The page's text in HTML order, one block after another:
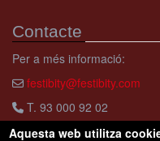
Contacte
Per a més informació:
festibity@festibity.com
T. 93 000 92 02
Aquesta web utilitza